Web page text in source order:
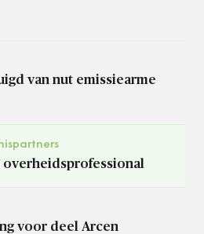
van nut emissiearme
overheidsprofessional
voor deel Arcen